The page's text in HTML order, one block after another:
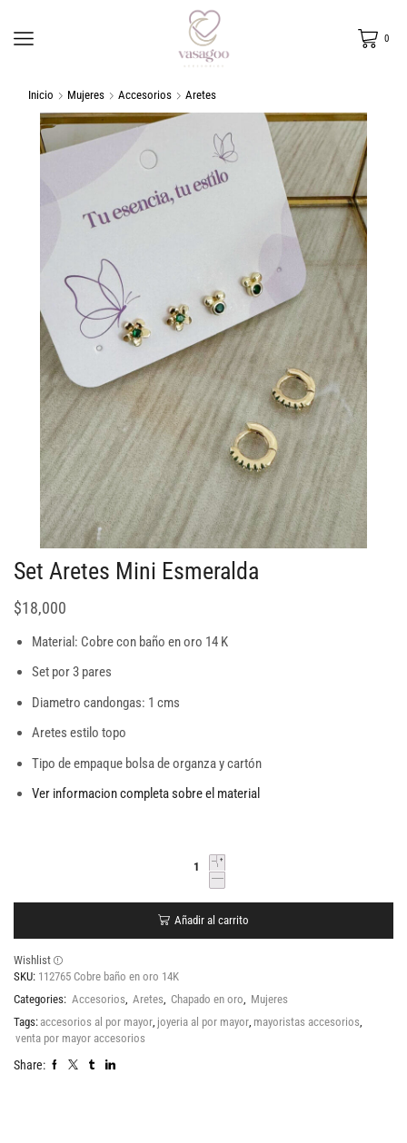
0
Inicio Mujeres Accesorios Aretes
Set Aretes Mini Esmeralda
$18,000
Material: Cobre con baño en oro 14 K
Set por 3 pares
Diametro candongas: 1 cms
Aretes estilo topo
Tipo de empaque bolsa de organza y cartón
Ver informacion completa sobre el material
Añadir al carrito
Wishlist
SKU: 112765 Cobre baño en oro 14K
Categories: Accesorios Aretes Chapado en oro
Mujeres
Tags: accesorios al por mayor joyeria al por mayor mayoristas accesorios
venta por mayor accesorios
Share: